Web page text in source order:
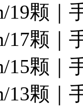
19颗｜
17颗｜
15颗｜
13颗｜